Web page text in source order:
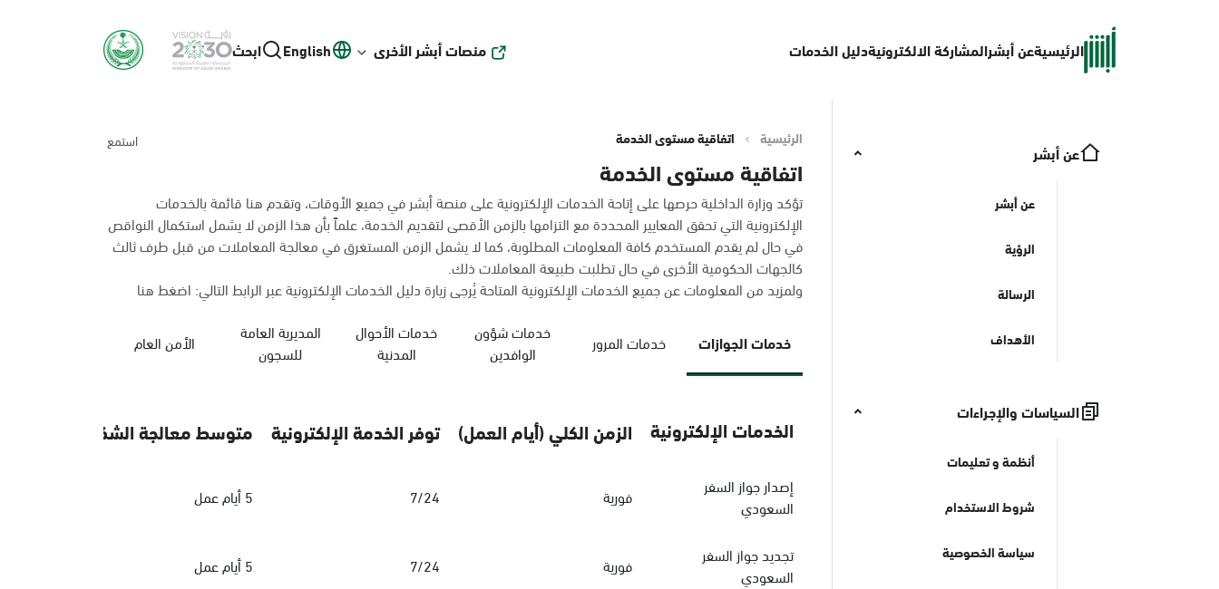
الرئيسيةعن أبشرالمشاركة الالكترونيةدليل الخدمات منصات أبشر الأخرى English ابحث
عن أبشر
عن أبشر
الرؤية
الرسالة
الأهداف
السياسات والإجراءات
أنظمة و تعليمات
شروط الاستخدام
سياسة الخصوصية
الرئيسية اتفاقية مستوى الخدمة استمع
اتفاقية مستوى الخدمة
تؤكد وزارة الداخلية حرصها على إتاحة الخدمات الإلكترونية على منصة أبشر في جميع الأوقات، وتقدم هنا قائمة بالخدمات
الإلكترونية التي تحقق المعايير المحددة مع التزامها بالزمن الأقصى لتقديم الخدمة، علماً بأن هذا الزمن لا يشمل استكمال النواقص
في حال لم يقدم المستخدم كافة المعلومات المطلوبة، كما لا يشمل الزمن المستغرق في معالجة المعاملات من قبل طرف ثالث
كالجهات الحكومية الأخرى في حال تطلبت طبيعة المعاملات ذلك.
ولمزيد من المعلومات عن جميع الخدمات الإلكترونية المتاحة يُرجى زيارة دليل الخدمات الإلكترونية عبر الرابط التالي: اضغط هنا
خدمات الجوازات خدمات المرور
خدمات شؤون
الوافدين
خدمات الأحوال
المدنية
المديرية العامة
للسجون
الأمن العام
الخدمات الإلكترونية الزمن الكلي (أيام العمل) توفر الخدمة الإلكترونية متوسط معالجة الشكاوي
إصدار جواز السفر
السعودي
فورية 7/24 5 أيام عمل
تجديد جواز السفر
السعودي
فورية 7/24 5 أيام عمل